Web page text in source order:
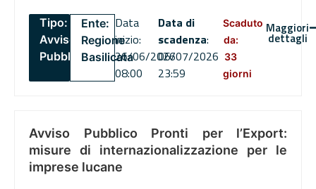
Tipo:
Avviso
Pubblico
Ente:
Regione
Basilicata
Data
inizio:
26/06/2026
08:00
Data di
scadenza:
06/07/2026
23:59
Scaduto
da:
33
giorni
Maggiori
dettagli
Avviso Pubblico Pronti per l’Export:
misure di internazionalizzazione per le
imprese lucane